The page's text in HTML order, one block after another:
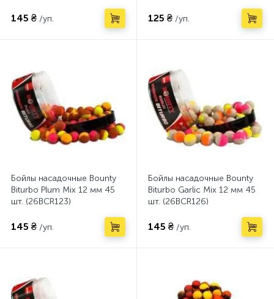
145 ₴ /уп. 125 ₴ /уп.
Бойлы насадочные Bounty
Biturbo Plum Mix 12 мм 45
шт. (26BCR123)
145 ₴ /уп.
Бойлы насадочные Bounty
Biturbo Garlic Mix 12 мм 45
шт. (26BCR126)
145 ₴ /уп.